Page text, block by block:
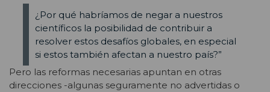
¿Por qué habríamos de negar a nuestros
científicos la posibilidad de contribuir a
resolver estos desafíos globales, en especial
si estos también afectan a nuestro país?”
Pero las reformas necesarias apuntan en otras
direcciones -algunas seguramente no advertidas o